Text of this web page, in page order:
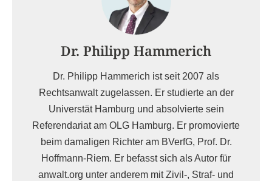
Dr. Philipp Hammerich
Dr. Philipp Hammerich ist seit 2007 als
Rechtsanwalt zugelassen. Er studierte an der
Universtät Hamburg und absolvierte sein
Referendariat am OLG Hamburg. Er promovierte
beim damaligen Richter am BVerfG, Prof. Dr.
Hoffmann-Riem. Er befasst sich als Autor für
anwalt.org unter anderem mit Zivil-, Straf- und